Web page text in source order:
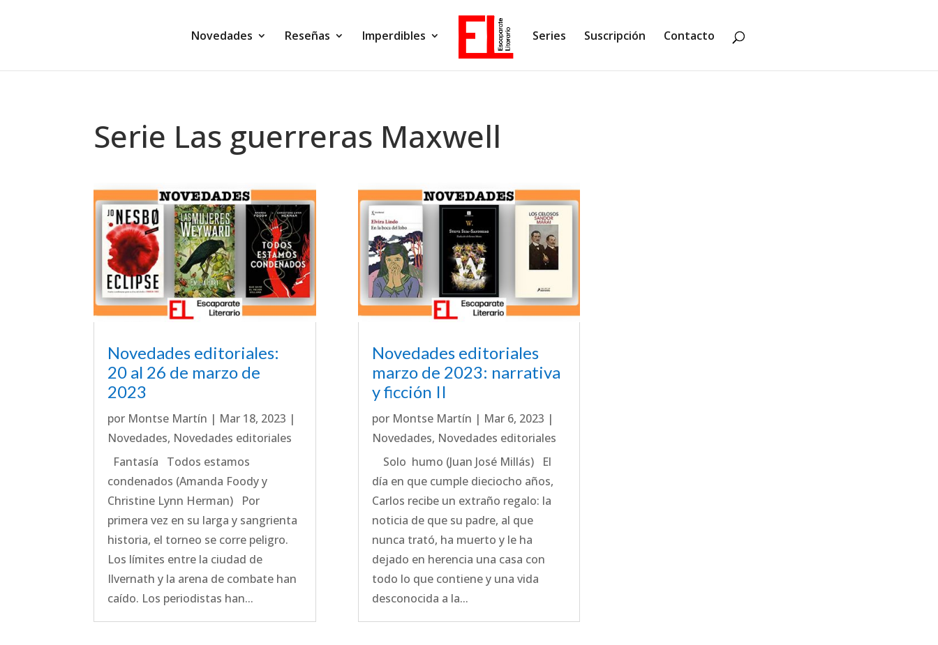
Novedades Reseñas Imperdibles Series Suscripción Contacto
Serie Las guerreras Maxwell
Novedades editoriales:
20 al 26 de marzo de
2023
por Montse Martín | Mar 18, 2023 |
Novedades, Novedades editoriales
Fantasía Todos estamos
condenados (Amanda Foody y
Christine Lynn Herman) Por
primera vez en su larga y sangrienta
historia, el torneo se corre peligro.
Los límites entre la ciudad de
Ilvernath y la arena de combate han
caído. Los periodistas han...
Novedades editoriales
marzo de 2023: narrativa
y ficción II
por Montse Martín | Mar 6, 2023 |
Novedades, Novedades editoriales
Solo humo (Juan José Millás) El
día en que cumple dieciocho años,
Carlos recibe un extraño regalo: la
noticia de que su padre, al que
nunca trató, ha muerto y le ha
dejado en herencia una casa con
todo lo que contiene y una vida
desconocida a la...